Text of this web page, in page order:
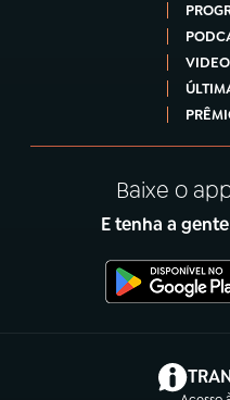
Baixe o
E tenha a